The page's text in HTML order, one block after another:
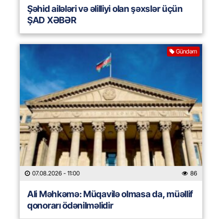
Şəhid ailələri və əlilliyi olan şəxslər üçün
ŞAD XƏBƏR
Gündəm
07.08.2026 - 11:00 86
Ali Məhkəmə: Müqavilə olmasa da, müəllif
qonorarı ödənilməlidir